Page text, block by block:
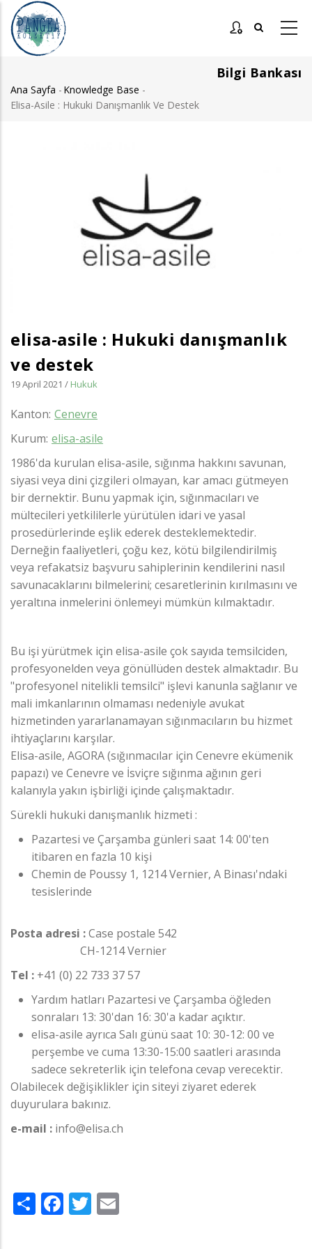
Ana
içeriğe
atla
Bilgi Bankası
Sayfa
Ana Sayfa - Knowledge Base -
Elisa-Asile : Hukuki Danışmanlık Ve Destek
elisa-asile : Hukuki danışmanlık
ve destek
19 April 2021 / Hukuk
Kanton Cenevre
Kurum elisa-asile
1986'da kurulan elisa-asile, sığınma hakkını savunan,
siyasi veya dini çizgileri olmayan, kar amacı gütmeyen
bir dernektir. Bunu yapmak için, sığınmacıları ve
mültecileri yetkililerle yürütülen idari ve yasal
prosedürlerinde eşlik ederek desteklemektedir.
Derneğin faaliyetleri, çoğu kez, kötü bilgilendirilmiş
veya refakatsiz başvuru sahiplerinin kendilerini nasıl
savunacaklarını bilmelerini; cesaretlerinin kırılmasını ve
yeraltına inmelerini önlemeyi mümkün kılmaktadır.
Bu işi yürütmek için elisa-asile çok sayıda temsilciden,
profesyonelden veya gönüllüden destek almaktadır. Bu
"profesyonel nitelikli temsilci" işlevi kanunla sağlanır ve
mali imkanlarının olmaması nedeniyle avukat
hizmetinden yararlanamayan sığınmacıların bu hizmet
ihtiyaçlarını karşılar.
Elisa-asile, AGORA (sığınmacılar için Cenevre ekümenik
papazı) ve Cenevre ve İsviçre sığınma ağının geri
kalanıyla yakın işbirliği içinde çalışmaktadır.
Sürekli hukuki danışmanlık hizmeti :
Pazartesi ve Çarşamba günleri saat 14: 00'ten
itibaren en fazla 10 kişi
Chemin de Poussy 1, 1214 Vernier, A Binası'ndaki
tesislerinde
Posta adresi :Case postale 542
CH-1214 Vernier
Tel : +41 (0) 22 733 37 57
Yardım hatları Pazartesi ve Çarşamba öğleden
sonraları 13: 30'dan 16: 30'a kadar açıktır.
elisa-asile ayrıca Salı günü saat 10: 30-12: 00 ve
perşembe ve cuma 13:30-15:00 saatleri arasında
sadece sekreterlik için telefona cevap verecektir.
Olabilecek değişiklikler için siteyi ziyaret ederek
duyurulara bakınız.
e-mail : info@elisa.ch
ShareFacebook
Twitter